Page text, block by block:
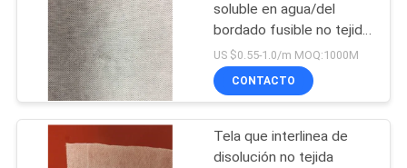
SITIO
PRIVACY
POLICY
soluble en agua/del
bordado fusible no tejida
del forro de la tela del
SGS/de MSDS
US $0.55-1.0/m MOQ:1000M
CONTACTO
Tela que interlinea de
disolución no tejida